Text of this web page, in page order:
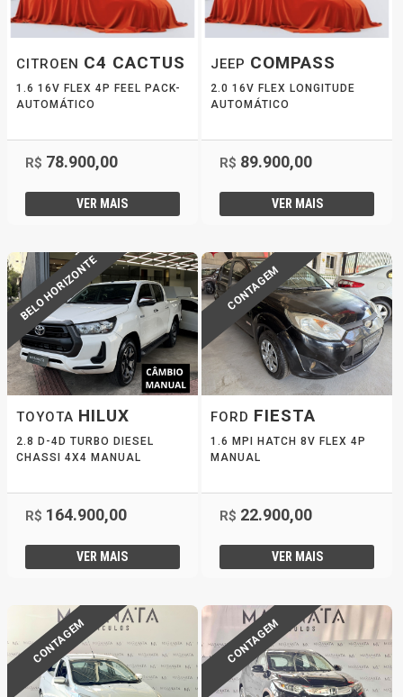
CITROEN C4 CACTUS
1.6 16V FLEX 4P FEEL PACK-
AUTOMÁTICO
R$ 78.900,00
VER MAIS
JEEP COMPASS
2.0 16V FLEX LONGITUDE
AUTOMÁTICO
R$ 89.900,00
VER MAIS
BELO HORIZONTE
TOYOTA HILUX
2.8 D-4D TURBO DIESEL
CHASSI 4X4 MANUAL
R$ 164.900,00
VER MAIS
CONTAGEM
FORD FIESTA
1.6 MPI HATCH 8V FLEX 4P
MANUAL
R$ 22.900,00
VER MAIS
CONTAGEM CONTAGEM